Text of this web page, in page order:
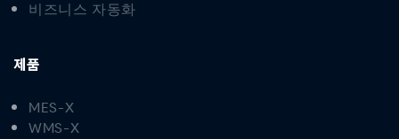
비즈니스 자동화
제품
MES-X
WMS-X